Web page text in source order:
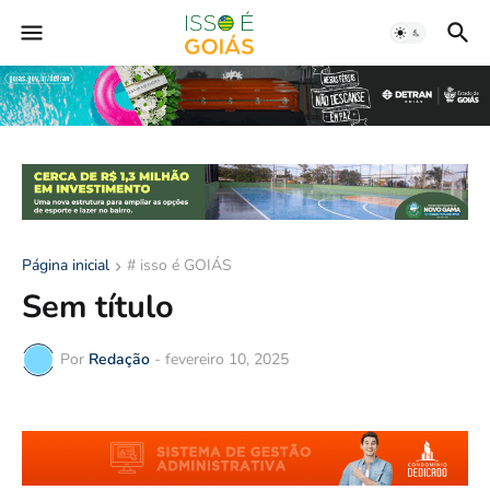
Página inicial # isso é GOIÁS
Sem título
Por Redação - fevereiro 10, 2025